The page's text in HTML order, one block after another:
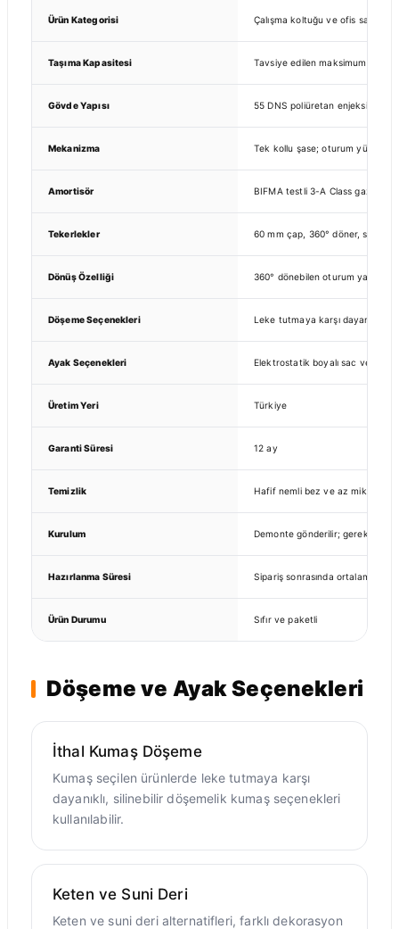
Ürün Kategorisi Çalışma koltuğu ve ofis
Taşıma Kapasitesi Tavsiye edilen maksimum
Gövde Yapısı 55 DNS poliüretan enjeksiyon
Mekanizma Tek kollu şase; oturum
Amortisör BIFMA testli 3-A Class gazlı
Tekerlekler 60 mm çap, 360° döner, sert ve
Dönüş Özelliği 360° dönebilen oturum yapısı
Döşeme Seçenekleri Leke tutmaya karşı dayanıklı
Ayak Seçenekleri Elektrostatik boyalı sac veya
Üretim Yeri Türkiye
Garanti Süresi 12 ay
Temizlik Hafif nemli bez ve az miktarda
Kurulum Demonte gönderilir; gerekli
Hazırlanma Süresi Sipariş sonrasında ortalama
Ürün Durumu Sıfır ve paketli
Döşeme ve Ayak Seçenekleri
İthal Kumaş Döşeme
Kumaş seçilen ürünlerde leke tutmaya karşı
dayanıklı, silinebilir döşemelik kumaş seçenekleri
kullanılabilir.
Keten ve Suni Deri
Keten ve suni deri alternatifleri, farklı dekorasyon